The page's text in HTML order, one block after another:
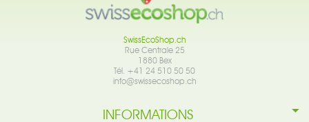
SwissEcoShop.ch
Rue Centrale 25
1880 Bex
Tél. +41 24 510 50 50
info@swissecoshop.ch
INFORMATIONS